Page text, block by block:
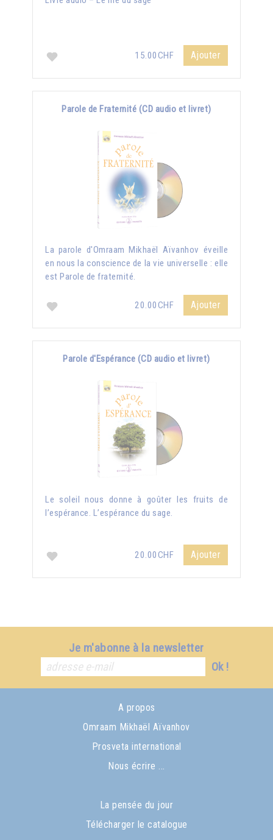
15.00CHF Ajouter
Parole de Fraternité (CD audio et livret)
La parole d'Omraam Mikhaël Aïvanhov éveille
en nous la conscience de la vie universelle : elle
est Parole de fraternité.
20.00CHF Ajouter
Parole d'Espérance (CD audio et livret)
Le soleil nous donne à goûter les fruits de
l’espérance. L’espérance du sage.
20.00CHF Ajouter
Je m'abonne à la newsletter
Ok !
A propos
Omraam Mikhaël Aïvanhov
Prosveta international
Nous écrire ...
La pensée du jour
Télécharger le catalogue